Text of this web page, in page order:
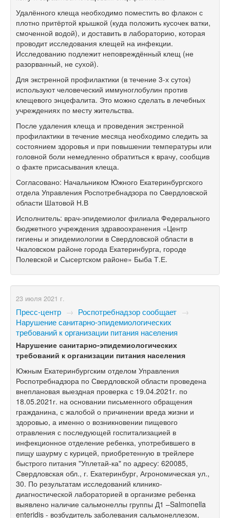
Удалённого клеща необходимо поместить во флакон с
плотно притёртой крышкой (куда положить кусочек ватки,
смоченной водой), и доставить в лабораторию, которая
проводит исследования клещей на инфекции.
Исследованию подлежит неповреждённый клещ (не
разорванный, не сухой).
Для экстренной профилактики (в течение 3-х суток)
используют человеческий иммуноглобулин против
клещевого энцефалита. Это можно сделать в лечебных
учреждениях по месту жительства.
После удаления клеща и проведения экстренной
профилактики в течение месяца необходимо следить за
состоянием здоровья и при повышении температуры или
головной боли немедленно обратиться к врачу, сообщив
о факте присасывания клеща.
Согласовано: Начальником Южного Екатеринбургского
отдела Управления Роспотребнадзора по Свердловской
области Шатовой Н.В
Исполнитель: врач-эпидемиолог филиала Федерального
бюджетного учреждения здравоохранения «Центр
гигиены и эпидемиологии в Свердловской области в
Чкаловском районе города Екатеринбурга, городе
Полевской и Сысертском районе» Быба Т.Е.
23 июля 2021 г.
Пресс-центр → Роспотребнадзор сообщает →
Нарушение санитарно-эпидемиологических
требований к организации питания населения
Нарушение санитарно-эпидемиологических
требований к организации питания населения
Южным Екатеринбургским отделом Управления
Роспотребнадзора по Свердловской области проведена
внеплановая выездная проверка с 19.04.2021г. по
18.05.2021г. на основании письменного обращения
гражданина, с жалобой о причинении вреда жизни и
здоровью, а именно о возникновении пищевого
отравления с последующей госпитализацией в
инфекционное отделение ребенка, употребившего в
пищу шаурму с курицей, приобретенную в трейлере
быстрого питания "Уплетай-ка" по адресу: 620085,
Свердловская обл., г. Екатеринбург, Агрономическая ул.,
30. По результатам исследований клинико-
диагностической лабораторией в организме ребенка
выявлено наличие сальмонеллы группы Д1 –Salmonella
enteridis - возбудитель заболевания сальмонеллезом,